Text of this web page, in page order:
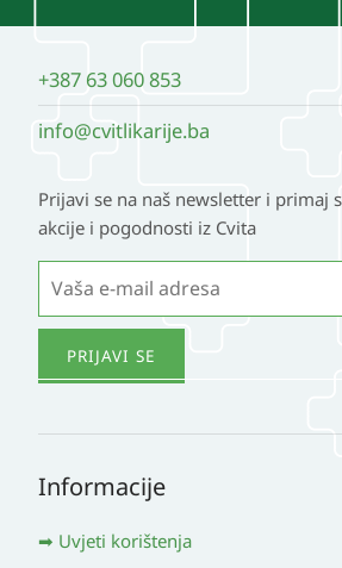
+387 63 060 853
info@cvitlikarije.ba
Prijavi se na naš newsletter i primaj
akcije i pogodnosti iz Cvita
Informacije
Uvjeti korištenja